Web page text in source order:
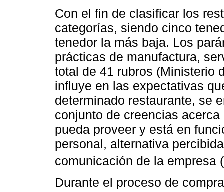
Con el fin de clasificar los
categorías, siendo cinco
tenedor la más baja. Los
prácticas de manufactura,
total de 41 rubros (Ministerio
influye en las expectativas
determinado restaurante, se
conjunto de creencias
pueda proveer y está en
personal, alternativa
comunicación de la empresa (
Durante el proceso de